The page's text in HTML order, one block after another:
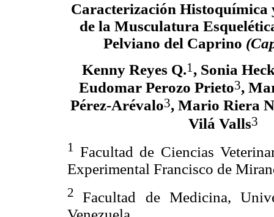
Caracterización
de la Musculatura
Pelviano del Caprino
Kenny Reyes Q.1 , Sonia
Eudomar Perozo Prieto3,
Pérez-Arévalo3, Mario Riera
Vilá Valls3
1 Facultad de Ciencias
Experimental Francisco de
2Facultad de Medicina,